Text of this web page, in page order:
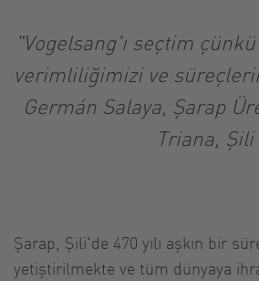
"Vogelsang'ı seçtim
verimliliğimizi ve
Germán Salaya, Şarap
Triana, Şili
Şarap, Şili'de 470 yılı aşkın bir
yetiştirilmekte ve tüm dünyaya